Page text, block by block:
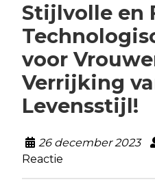
Stijlvolle en
voor
Verrijking
Levensstijl!
26 december 2023
Reactie